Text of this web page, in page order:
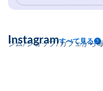
ジム/ショップ/カフェから
Instagramすべて見る